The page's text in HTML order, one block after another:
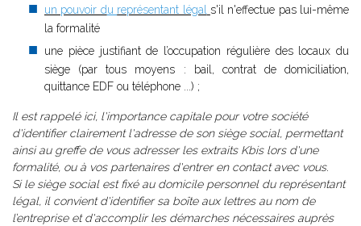
un pouvoir du représentant légal s'il n'effectue pas lui-même
la formalité
une pièce justifiant de l’occupation régulière des locaux du
siège (par tous moyens : bail, contrat de domiciliation,
quittance EDF ou téléphone ...) ;
Il est rappelé ici, l'importance capitale pour votre société
d'identifier clairement l'adresse de son siège social, permettant
ainsi au greffe de vous adresser les extraits Kbis lors d'une
formalité, ou à vos partenaires d'entrer en contact avec vous.
Si le siège social est fixé au domicile personnel du représentant
légal, il convient d'identifier sa boîte aux lettres au nom de
l’entreprise et d'accomplir les démarches nécessaires auprès